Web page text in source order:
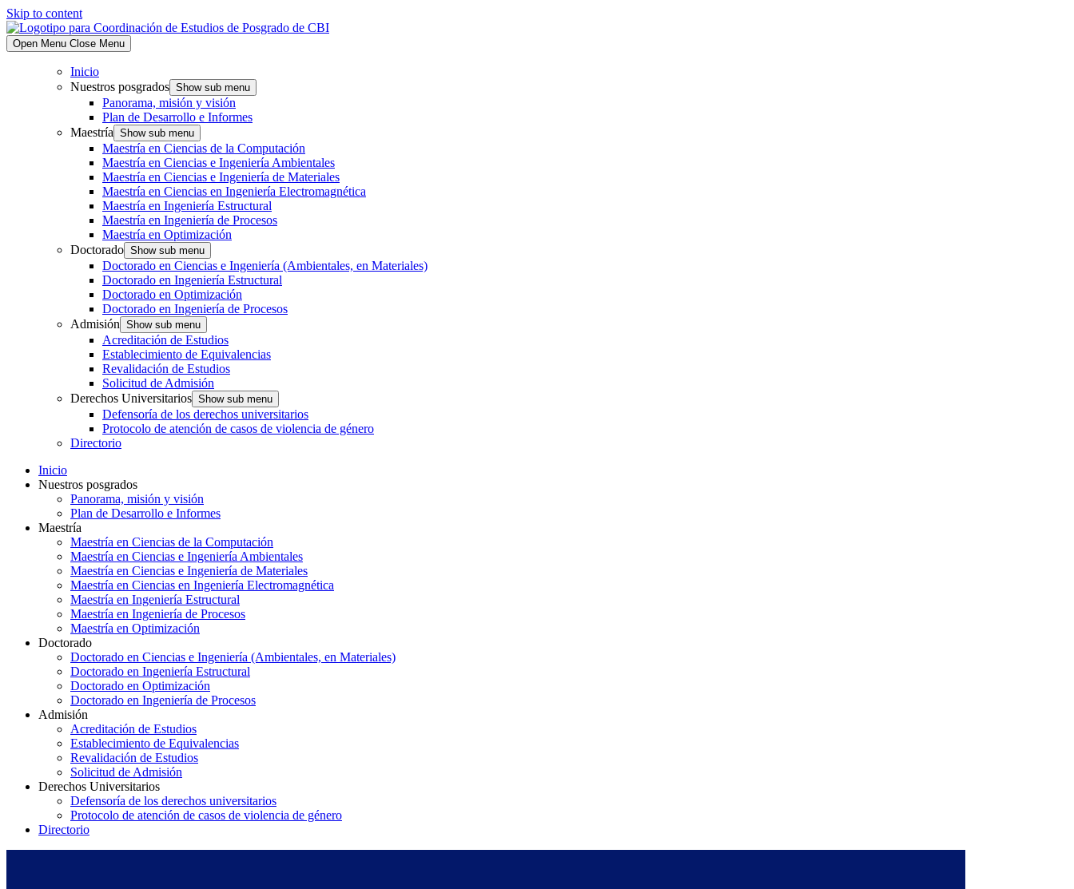
Skip to content
Open Menu Close Menu
Inicio
Nuestros posgrados Show sub menu
Panorama, misión y visión
Plan de Desarrollo e Informes
Maestría Show sub menu
Maestría en Ciencias de la Computación
Maestría en Ciencias e Ingeniería Ambientales
Maestría en Ciencias e Ingeniería de Materiales
Maestría en Ciencias en Ingeniería Electromagnética
Maestría en Ingeniería Estructural
Maestría en Ingeniería de Procesos
Maestría en Optimización
Doctorado Show sub menu
Doctorado en Ciencias e Ingeniería (Ambientales, en Materiales)
Doctorado en Ingeniería Estructural
Doctorado en Optimización
Doctorado en Ingeniería de Procesos
Admisión Show sub menu
Acreditación de Estudios
Establecimiento de Equivalencias
Revalidación de Estudios
Solicitud de Admisión
Derechos Universitarios Show sub menu
Defensoría de los derechos universitarios
Protocolo de atención de casos de violencia de género
Directorio
Inicio
Nuestros posgrados
Panorama, misión y visión
Plan de Desarrollo e Informes
Maestría
Maestría en Ciencias de la Computación
Maestría en Ciencias e Ingeniería Ambientales
Maestría en Ciencias e Ingeniería de Materiales
Maestría en Ciencias en Ingeniería Electromagnética
Maestría en Ingeniería Estructural
Maestría en Ingeniería de Procesos
Maestría en Optimización
Doctorado
Doctorado en Ciencias e Ingeniería (Ambientales, en Materiales)
Doctorado en Ingeniería Estructural
Doctorado en Optimización
Doctorado en Ingeniería de Procesos
Admisión
Acreditación de Estudios
Establecimiento de Equivalencias
Revalidación de Estudios
Solicitud de Admisión
Derechos Universitarios
Defensoría de los derechos universitarios
Protocolo de atención de casos de violencia de género
Directorio